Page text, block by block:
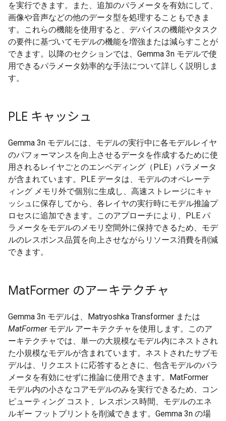
を実行できます。また、追加のパラメータを有効にして、
画像や音声などの他のデータ型を処理することもできま
す。これらの機能を使用すると、デバイスの機能やタスク
の要件に基づいてモデルの機能を増強または減らすことが
できます。以降のセクションでは、Gemma 3n モデルで使
用できるパラメータ効率的な手法について詳しく説明しま
す。
PLE キャッシュ
Gemma 3n モデルには、モデルの実行中に各モデルレイヤ
のパフォーマンスを向上させるデータを作成するために使
用されるレイヤごとのエンベディング（PLE）パラメータ
が含まれています。PLE データは、モデルのオペレーテ
ィング メモリ外で個別に生成し、高速ストレージにキャ
ッシュに保存してから、各レイヤの実行時にモデル推論プ
ロセスに追加できます。このアプローチにより、PLE パ
ラメータをモデルのメモリ空間外に保持できるため、モデ
ルのレスポンス品質を向上させながらリソース消費を削減
できます。
MatFormer のアーキテクチャ
Gemma 3n モデルは、Matryoshka Transformer または
MatFormerモデル アーキテクチャを使用します。このア
ーキテクチャでは、単一の大規模なモデル内にネストされ
た小規模なモデルが含まれています。ネストされたサブモ
デルは、リクエストに応答するときに、包含モデルのパラ
メータを有効にせずに推論に使用できます。MatFormer
モデル内の小さなコアモデルのみを実行できるため、コン
ピューティング コスト、レスポンス時間、モデルのエネ
ルギー フットプリントを削減できます。Gemma 3n の場